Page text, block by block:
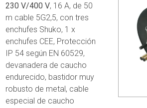
230 V/400 V, 16 A, de 50
m cable 5G2,5, con tres
enchufes Shuko, 1 x
enchufes CEE, Protección
IP 54 según EN 60529,
devanadera de caucho
endurecido, bastidor muy
robusto de metal, cable
especial de caucho